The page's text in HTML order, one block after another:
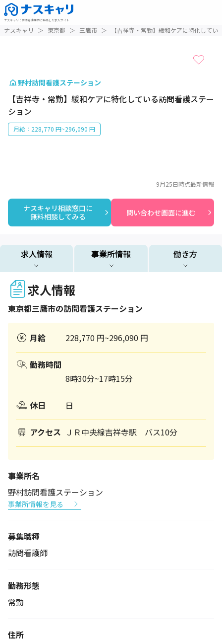
ナスキャリ ： 訪問看護業界に特化した求人サイト
ナスキャリ ＞ 東京都 ＞ 三鷹市 ＞ 【吉祥寺・常勤】緩和ケアに特化して
野村訪問看護ステーション
【吉祥寺・常勤】緩和ケアに特化している訪問看護ステー
ション
月給：228,770 円~296,090 円
ナスキャリ相談窓口に
無料相談してみる
問い合わせ画面に進む
9月25日時点最新情報
求人情報 事業所情報 働き方
求人情報
東京都三鷹市の訪問看護ステーション
月給 228,770 円~296,090 円
勤務時間
8時30分~17時15分
休日 日
アクセス ＪＲ中央線吉祥寺駅 バス10分
事業所名
野村訪問看護ステーション
事業所情報を見る
募集職種
訪問看護師
勤務形態
常勤
住所